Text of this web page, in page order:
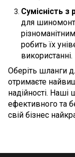
Сумісність
для
робить їх
використанні.
Оберіть шланги
отримаєте
надійності.
ефективного та
свій бізнес